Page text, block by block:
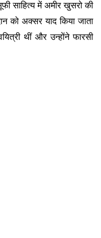
साहित्य में अमीर खुसरो की
को अक्सर याद किया जाता
थीं और उन्होंने फारसी